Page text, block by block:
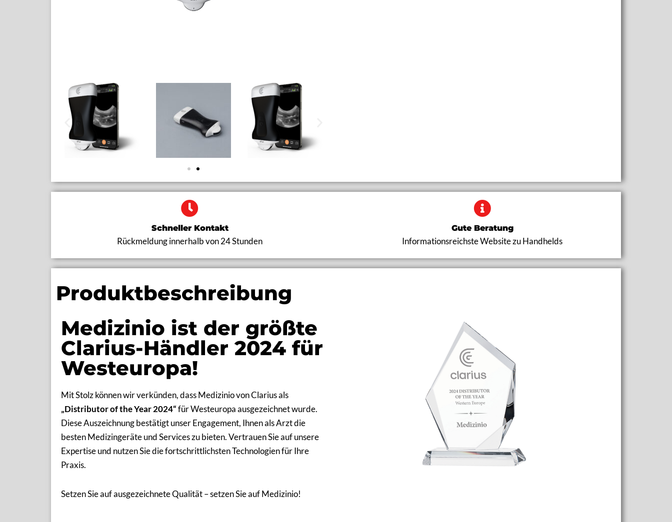
Alpinion minisono
Canon Viamo sv7
Chison SonoEye
Schneller Kontakt
Rückmeldung innerhalb von 24 Stunden
Gute Beratung
Informationsreichste Website zu Handhelds
Produktbeschreibung
Medizinio ist der größte
Clarius-Händler 2024 für
Westeuropa!
Mit Stolz können wir verkünden, dass Medizinio von Clarius als
„Distributor of the Year 2024“für Westeuropa ausgezeichnet wurde.
Diese Auszeichnung bestätigt unser Engagement, Ihnen als Arzt die
besten Medizingeräte und Services zu bieten. Vertrauen Sie auf unsere
Expertise und nutzen Sie die fortschrittlichsten Technologien für Ihre
Praxis.
Setzen Sie auf ausgezeichnete Qualität – setzen Sie auf Medizinio!